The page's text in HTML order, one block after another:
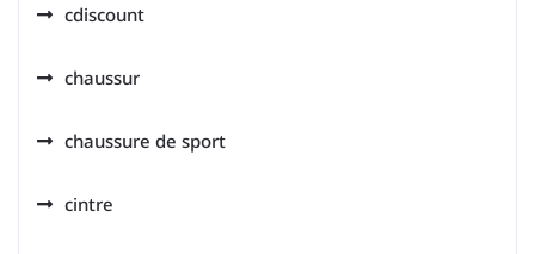
cdiscount
chaussur
chaussure de sport
cintre